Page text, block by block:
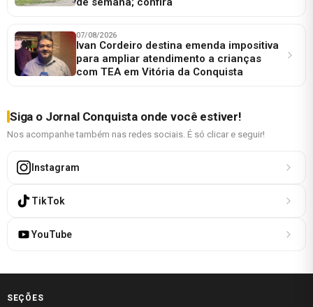
07/08/2026
Ivan Cordeiro destina emenda impositiva
para ampliar atendimento a crianças
com TEA em Vitória da Conquista
Siga o Jornal Conquista onde você estiver!
Nos acompanhe também nas redes sociais. É só clicar e seguir!
Instagram
TikTok
YouTube
SEÇÕES